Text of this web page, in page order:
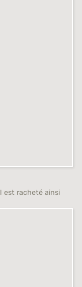
est racheté ainsi